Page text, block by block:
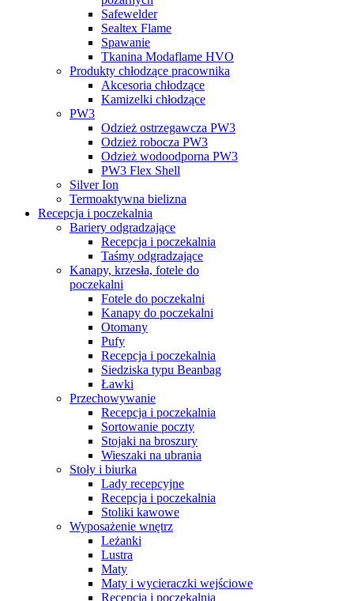
Safewelder
Sealtex Flame
Spawanie
Tkanina Modaflame HVO
Produkty chłodzące pracownika
Akcesoria chłodzące
Kamizelki chłodzące
PW3
Odzież ostrzegawcza PW3
Odzież robocza PW3
Odzież wodoodporna PW3
PW3 Flex Shell
Silver Ion
Termoaktywna bielizna
Recepcja i poczekalnia
Bariery odgradzające
Recepcja i poczekalnia
Taśmy odgradzające
Kanapy, krzesła, fotele do
poczekalni
Fotele do poczekalni
Kanapy do poczekalni
Otomany
Pufy
Recepcja i poczekalnia
Siedziska typu Beanbag
Ławki
Przechowywanie
Recepcja i poczekalnia
Sortowanie poczty
Stojaki na broszury
Wieszaki na ubrania
Stoły i biurka
Lady recepcyjne
Recepcja i poczekalnia
Stoliki kawowe
Wyposażenie wnętrz
Leżanki
Lustra
Maty
Maty i wycieraczki wejściowe
Recepcja i poczekalnia